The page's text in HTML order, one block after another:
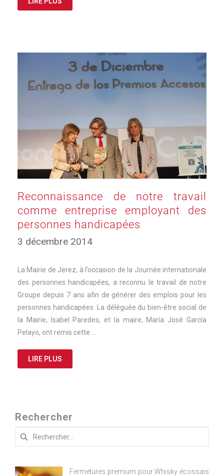
Reconnaissance de notre travail
comme entreprise employant des
personnes handicapées
3 décembre 2014
La Mairie de Jerez, à l’occasion de la Journée internationale
des personnes handicapées, a reconnu le travail de notre
Groupe depuis 7 ans afin de générer des emplois pour les
personnes handicapées. La déléguée du bien-être social de
la Mairie, Isabel Paredes, et la maire, María José García
Pelayo, ont remis cette …
LIRE PLUS
Rechercher
Rechercher :
Fermetures premium pour Whisky écossais